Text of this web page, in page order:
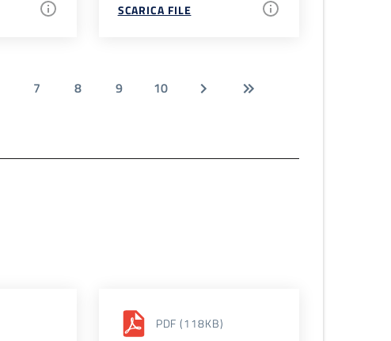
SCARICA FILE
7 8 9 10
PDF (118KB)